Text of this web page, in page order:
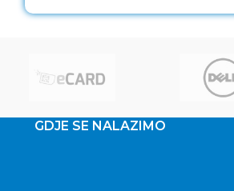
GDJE SE NALAZIMO